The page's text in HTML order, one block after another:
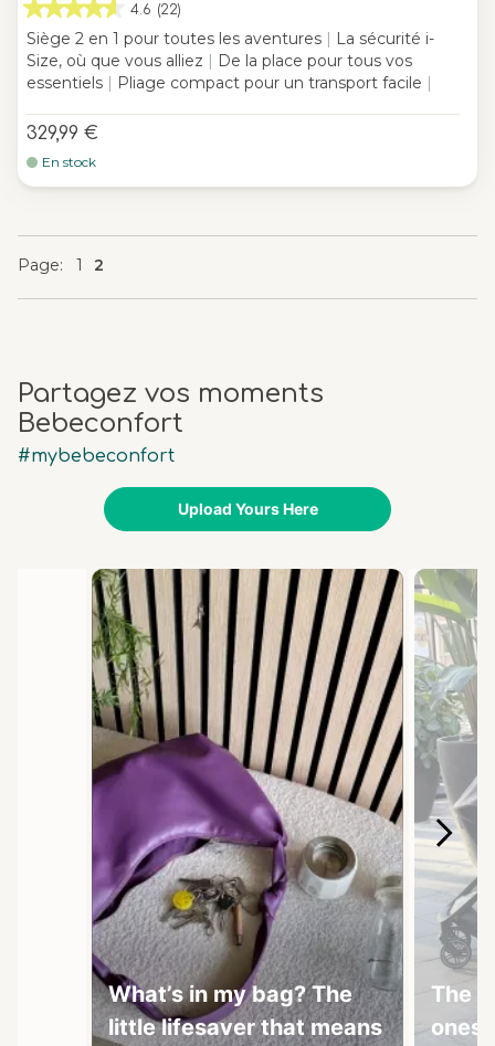
4.6 (22)
Siège 2 en 1 pour toutes les aventures
La sécurité i-
Size, où que vous alliez
De la place pour tous vos
essentiels
Pliage compact pour un transport facile
329,99 €
En stock
Page Page
Page
Page
1 You're currently reading page
2
Partagez vos moments
Bebeconfort
#mybebeconfort
Upload Yours Here
Media Carousel
Carousel with product photos. Use the previous and next
What’s in my bag? The
little lifesaver that means
The
ones